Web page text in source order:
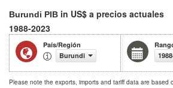
Burundi PIB in US$ a precios actuales
1988-2023
País/Región
Burundi
Please note the exports, imports and tariff data are